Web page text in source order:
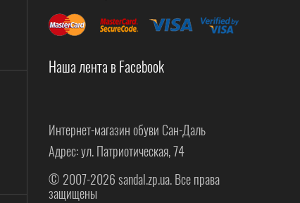
Наша лента в Facebook
Интернет-магазин обуви Сан-Даль
Адрес: ул. Патриотическая, 74
© 2007-2026 sandal.zp.ua. Все права
защищены